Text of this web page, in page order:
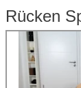
Rücken